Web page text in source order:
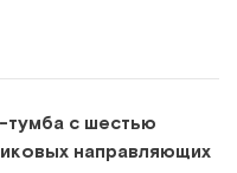
с шестью
направляющих